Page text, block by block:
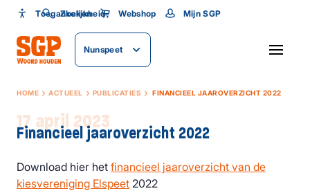
Toegankelijkheid
Toegankelijkheid
Lettergrootte
Zoeken Webshop Mijn SGP
Nunspeet
HOME ACTUEEL PUBLICATIES FINANCIEEL JAAROVERZICHT 2022
17 april 2023
Financieel jaaroverzicht 2022
Download hier het financieel jaaroverzicht van de
kiesvereniging Elspeet 2022